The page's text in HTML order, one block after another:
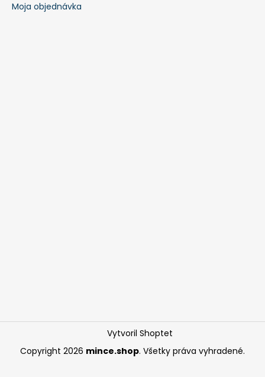
Moja objednávka
Vytvoril Shoptet
Copyright 2026 mince.shop. Všetky práva vyhradené.